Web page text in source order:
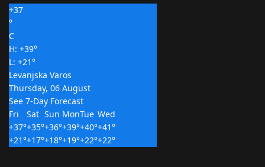
+37
°
C
H: +39°
L: +21°
Levanjska Varos
Thursday, 06 August
See 7-Day Forecast
Fri
Sat Sun MonTue Wed
+37°+35°+36°+39°+40°+41°
+21°+17°+18°+19°+22°+22°